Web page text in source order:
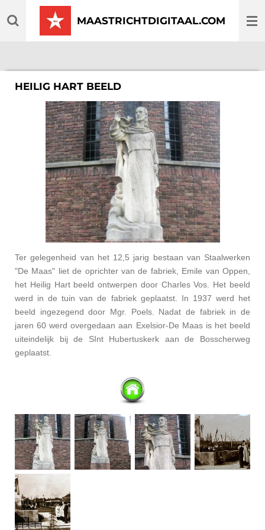
direct
MAASTRICHTDIGITAAL.COM
HEILIG HART BEELD
Ter gelegenheid van het 12,5 jarig bestaan van Staalwerken
"De Maas" liet de oprichter van de fabriek, Emile van Oppen,
het Heilig Hart beeld ontwerpen door Charles Vos. Het beeld
werd in de tuin van de fabriek geplaatst. In 1937 werd het
beeld ingezegend door Mgr. Poels. Nadat de fabriek in de
jaren 60 werd overgedaan aan Exelsior-De Maas is het beeld
uiteindelijk bij de SInt Hubertuskerk aan de Bosscherweg
geplaatst.